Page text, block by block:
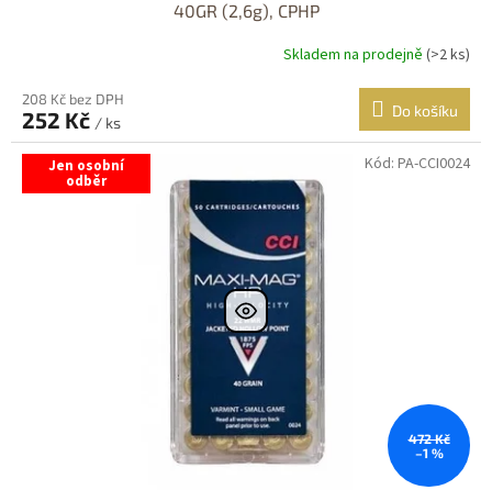
40GR (2,6g), CPHP
Skladem na prodejně (>2 ks)
208 Kč bez DPH
252 Kč / ks
Do košíku
Jen osobní
odběr
472 Kč
–1 %
Kód: PA-CCI0024